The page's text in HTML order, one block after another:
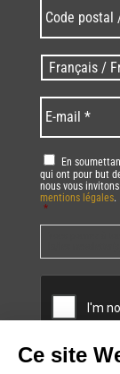
postal
/
Zip
code
* *
Langues
/
Language *
mail *
RGPD *
En
qui ont pour but
nous vous
mentions légales.
*